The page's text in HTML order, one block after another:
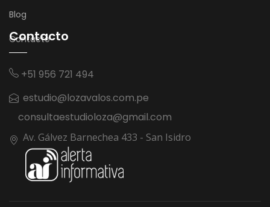
Blog
Contacto
Contacto
+51 956 721 494
estudio@lozavalos.com.pe
consultaestudioloza@gmail.com
Av. Gálvez Barnechea 433 - San Isidro